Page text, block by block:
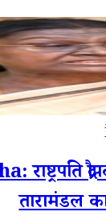
तारामंडल